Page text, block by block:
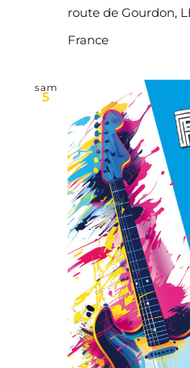
route de Gourdon,
France
sam
5